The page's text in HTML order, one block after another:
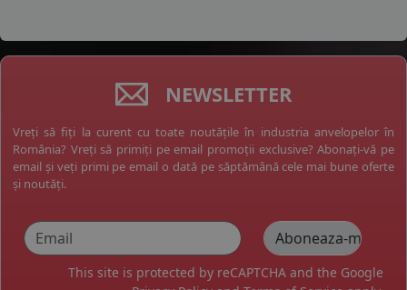
NEWSLETTER
Vreți să fiți la curent cu toate noutățile în industria anvelopelor în
România? Vreți să primiți pe email promoții exclusive? Abonați-vă pe
email și veți primi pe email o dată pe săptămână cele mai bune oferte
și noutăți.
This site is protected by reCAPTCHA and the Google